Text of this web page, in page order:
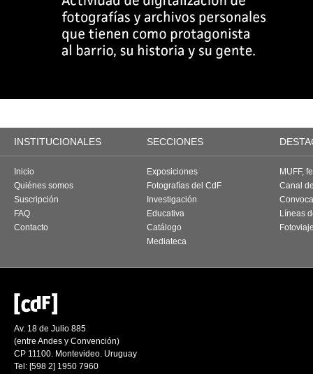
INSTITUCIONALES SECCIONES
Inicio
Quiénes somos
Suscripción
FAQ
Contacto
Exposiciones
Fotografías del CdF
Investigación
Educativa
Catálogo
Mediateca
MUFF,
Canal
Líneas
Av. 18 de Julio 885
(entre Andes y Convención)
CP 11100. Montevideo. Uruguay
Tel: [598 2] 1950 7960